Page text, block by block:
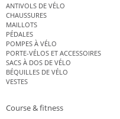
ANTIVOLS DE VÉLO
CHAUSSURES
MAILLOTS
PÉDALES
POMPES À VÉLO
PORTE-VÉLOS ET ACCESSOIRES
SACS À DOS DE VÉLO
BÉQUILLES DE VÉLO
VESTES
Course & fitness